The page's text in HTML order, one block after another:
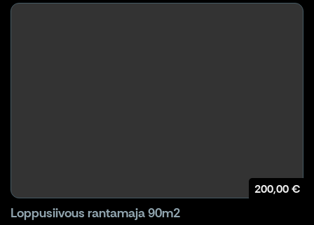
200,00 €
Loppusiivous rantamaja 90m2